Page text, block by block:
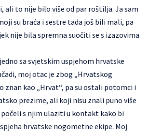
ali to nije bilo više od par roštilja. Ja sam
su braća i sestre tada još bili mali, pa
nije bila spremna suočiti se s izazovima
sa svjetskim uspjehom hrvatske
moj otac je zbog „Hrvatskog
znan kao „Hrvat“, pa su ostali potomci i
prezime, ali koji nisu znali puno više
s njim ulaziti u kontakt kako bi
hrvatske nogometne ekipe. Moj